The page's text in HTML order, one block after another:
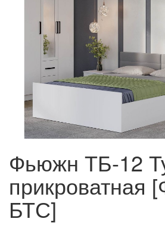
Фьюжн ТБ-12
прикроватная
БТС]